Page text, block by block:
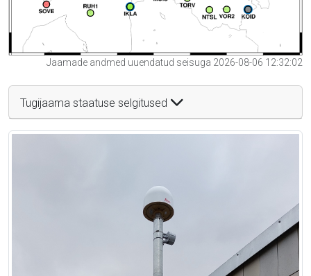
Jaamade andmed uuendatud seisuga 2026-08-06 12:32:02
Tugijaama staatuse selgitused